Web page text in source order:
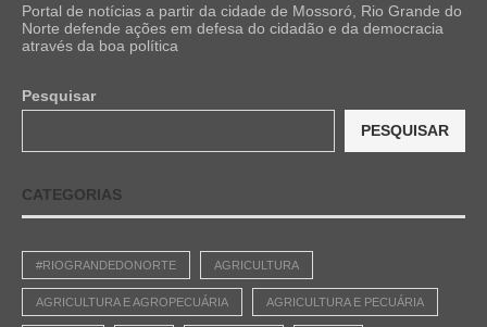
Portal de notícias a partir da cidade de Mossoró, Rio Grande do
Norte defende ações em defesa do cidadão e da democracia
através da boa política
Pesquisar
PESQUISAR
CATEGORIAS
#RIOGRANDEDONORTE AGRICULTURA
AGRICULTURA E AGROPECUÁRIA AGRICULTURA E PECUÁRIA